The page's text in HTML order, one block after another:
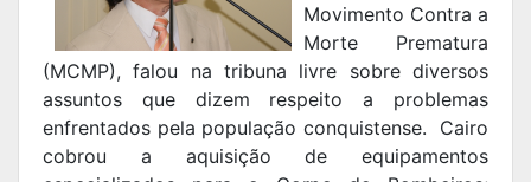
Movimento Contra a
Morte Prematura
(MCMP), falou na tribuna livre sobre diversos
assuntos que dizem respeito a problemas
enfrentados pela população conquistense. Cairo
cobrou a aquisição de equipamentos